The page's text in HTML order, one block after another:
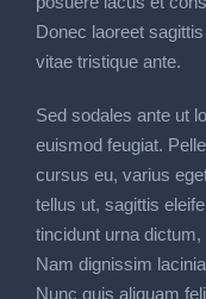
Donec laoreet
vitae tristique ante.
Sed sodales ante ut
euismod feugiat.
cursus eu, varius
tellus ut, sagittis
tincidunt urna
Nam dignissim
Nunc quis aliquam